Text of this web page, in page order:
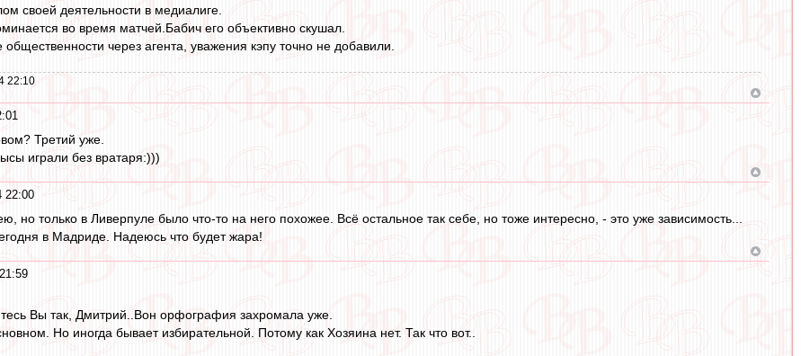
своей деятельности в медиалиге.
во время матчей.Бабич его объективно скушал.
через агента, уважения кэпу точно не добавили.
22:10
Третий уже.
играли без вратаря:)))
22:00
но только в Ливерпуле было что-то на него похожее. Всё остальное так себе, но тоже интересно, - это уже зависимость...
в Мадриде. Надеюсь что будет жара!
Вы так, Дмитрий..Вон орфография захромала уже.
Но иногда бывает избирательной. Потому как Хозяина нет. Так что вот..